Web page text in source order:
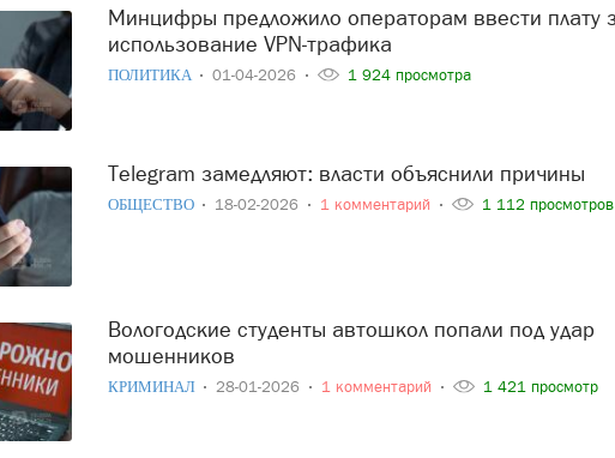
Минцифры предложило операторам ввести плату за
использование VPN‑трафика
ПОЛИТИКА 01-04-2026 1 924 просмотра
Telegram замедляют: власти объяснили причины
ОБЩЕСТВО 18-02-2026 1 комментарий 1 112 просмотров
Вологодские студенты автошкол попали под удар
мошенников
КРИМИНАЛ 28-01-2026 1 комментарий 1 421 просмотр